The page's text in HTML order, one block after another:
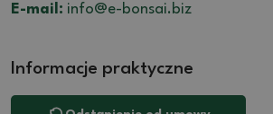
E-mail: info@e-bonsai.biz
Informacje praktyczne